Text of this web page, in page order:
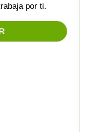
por ti.